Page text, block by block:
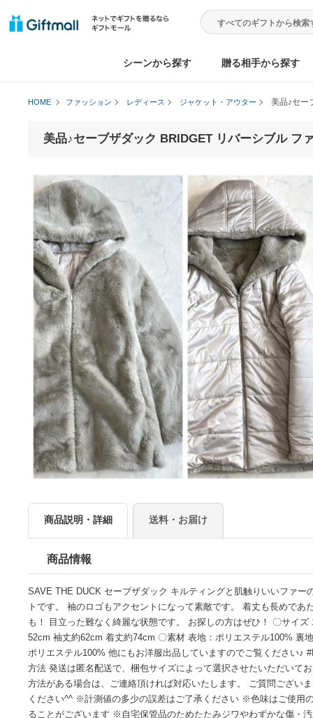
シーンから探す 贈る相手か
商品説明・詳細 送料・お届け
商品情報
SAVE THE DUCK セーブザダック キルティングと肌触りい
トです。 袖のロゴもアクセントになって素敵です。 着丈も
も！ 目立った難なく綺麗な状態です。 お探しの方はぜひ！
52cm 袖丈約62cm 着丈約74cm 〇素材 表地：ポリエステル